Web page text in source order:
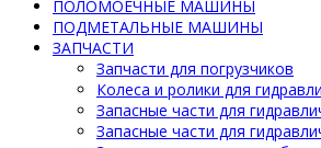
ПОЛОМОЕЧНЫЕ МАШИНЫ
ПОДМЕТАЛЬНЫЕ МАШИНЫ
ЗАПЧАСТИ
Запчасти для погрузчиков
Колеса и ролики для
Запасные части для
Запасные части для